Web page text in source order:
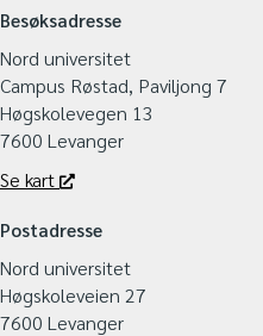
Besøksadresse
Nord universitet
Campus Røstad, Paviljong 7
Høgskolevegen 13
7600 Levanger
Se kart
Postadresse
Nord universitet
Høgskoleveien 27
7600 Levanger